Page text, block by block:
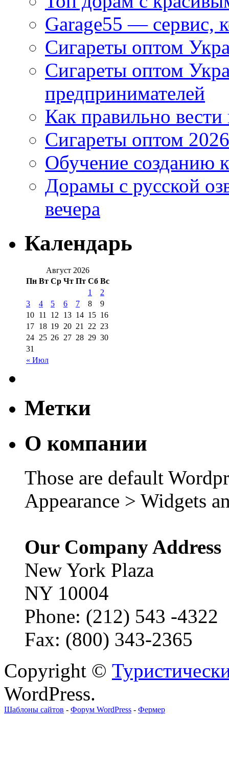
Garage55 — сервис,
Сигареты оптом
Сигареты оптом
предпринимателей
Как правильно
Сигареты оптом
Обучение созданию
Дорамы с русской
вечера
Календарь
Август 2026
Пн Вт Ср Чт Пт Сб Вс
« Июл
1
2
3
4 5 6 7 8
9
10 11 12 13 14 15 16
17 18 19 20 21 22 23
24 25 26 27 28 29 30
31
Метки
О компании
Those are default
Appearance > Widgets
Our Company Address
New York Plaza
NY 10004
Phone: (212) 543 -4322
Fax: (800) 343-2365
Copyright ©
WordPress.
Шаблоны сайтов - Форум WordPress - Фермер